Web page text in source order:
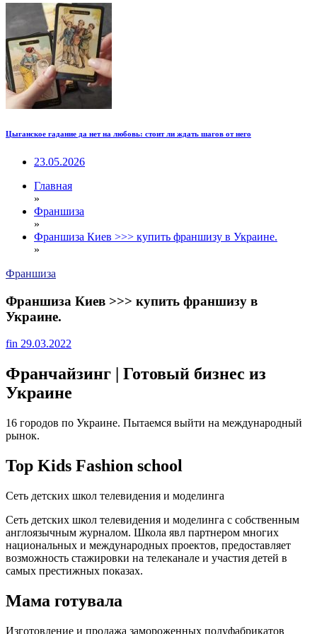
Цыганское гадание да нет на любовь: стоит ли ждать шагов от него
23.05.2026
Главная
»
Франшиза
»
Франшиза Киев >>> купить франшизу в Украине.
»
Франшиза
Франшиза Киев >>> купить франшизу в
Украине.
fin 29.03.2022
Франчайзинг | Готовый бизнес из
Украине
16 городов по Украине. Пытаемся выйти на международный
рынок.
Top Kids Fashion school
Сеть детских школ телевидения и моделинга
Сеть детских школ телевидения и моделинга с собственным
англоязычным журналом. Школа явл партнером многих
национальных и международных проектов, предоставляет
возможность стажировки на телеканале и участия детей в
самых престижных показах.
Мама готувала
Изготовление и продажа замороженных полуфабрикатов